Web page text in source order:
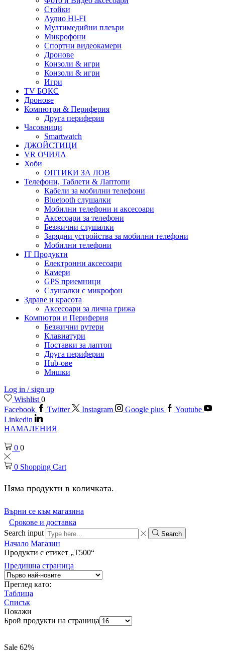
Стойки
Аудио HI-FI
Мултимедийни плеъри
Микрофони
Спортни видеокамери
Дронове
Конзоли & игри
Конзоли & игри
Игри
TV БОКС
Дронове
Компютри & Периферия
Друга периферия
Часовници
Smartwatch
ДЖОЙСТИЦИ
VR ОЧИЛА
Хоби
ОПТИКИ ЗА ЛОВ
Телефони, Таблети & Лаптопи
Кабели за мобилни телефони
Bluetooth слушалки
Мобилни телефони и аксесоари
Аксесоари за телефони
Безжични слушалки
Зарядни устройства за мобилни телефони
Мобилни телефони
IT Продукти
Електронни аксесоари
Камери
GPS приемници
Слушалки с микрофон
Здраве и красота
Аксесоари за лична грижа
Компютри и Периферия
Безжични рутери
Клавиатури
Поставки за лаптоп
Друга периферия
Hub-ове
Мишки
Log in / sign up
Wishlist 0
Facebook
Twitter Instagram Google plus
Youtube
Linkedin
НАМАЛЕНИЯ
0 0
0 Shopping Cart
Няма продукти в количката.
Върни се към магазина
Срокове и доставка
Search input
Search
Начало Магазин
Продукти с етикет „T500“
Предишна страница
Преглед като:
Таблица
Списък
Покажи
Брой продукти на страница
Sale 62%